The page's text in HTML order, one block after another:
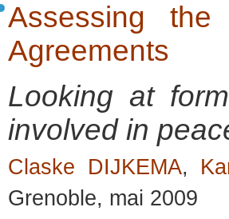
Assessing
Agreements
Looking at
involved in
Claske DIJKEMA,
Grenoble, mai 2009